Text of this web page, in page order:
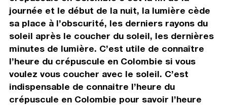
journée et le début de la nuit, la lumière cède
sa place à l’obscurité, les derniers rayons du
soleil après le coucher du soleil, les dernières
minutes de lumière. C’est utile de connaître
l’heure du crépuscule en Colombie si vous
voulez vous coucher avec le soleil. C’est
indispensable de connaitre l’heure du
crépuscule en Colombie pour savoir l’heure